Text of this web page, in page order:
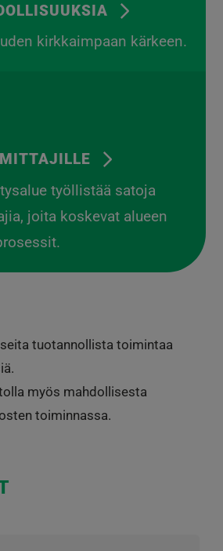
kirkkaimpaan kärkeen.
työllistää satoja
joita koskevat alueen
tuotannollista toimintaa
myös mahdollisesta
toiminnassa.